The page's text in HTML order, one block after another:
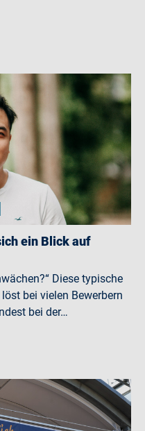
ein Blick auf
Diese typische
bei vielen Bewerbern
bei der…